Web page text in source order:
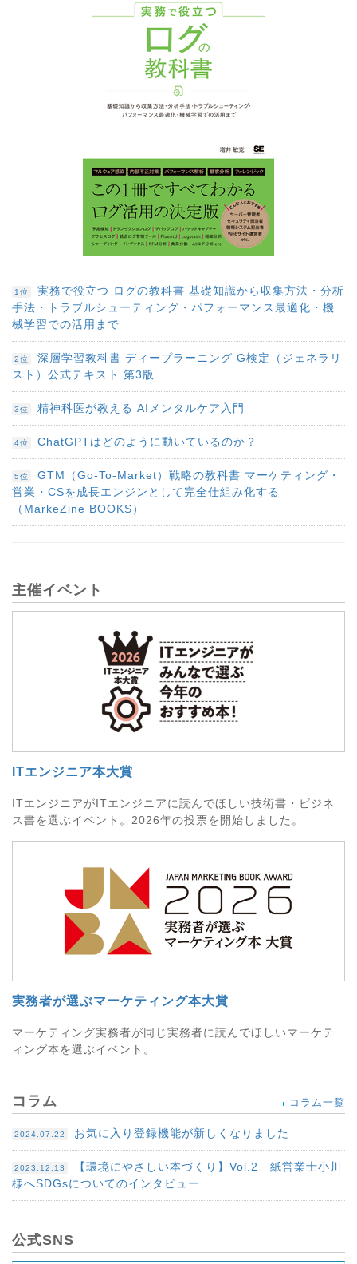
1位
実務で役立つ ログの教科書 基礎知識から収集方法・分析
手法・トラブルシューティング・パフォーマンス最適化・機
械学習での活用まで
2位
深層学習教科書 ディープラーニング G検定（ジェネラリ
スト）公式テキスト 第3版
3位 精神科医が教える AIメンタルケア入門
4位 ChatGPTはどのように動いているのか？
5位
GTM（Go-To-Market）戦略の教科書 マーケティング・
営業・CSを成長エンジンとして完全仕組み化する
（MarkeZine BOOKS）
主催イベント
ITエンジニア本大賞
ITエンジニアがITエンジニアに読んでほしい技術書・ビジネ
ス書を選ぶイベント。2026年の投票を開始しました。
実務者が選ぶマーケティング本大賞
マーケティング実務者が同じ実務者に読んでほしいマーケテ
ィング本を選ぶイベント。
コラム コラム一覧
2024.07.22 お気に入り登録機能が新しくなりました
2023.12.13
【環境にやさしい本づくり】Vol.2 紙営業士小川
様へSDGsについてのインタビュー
公式SNS